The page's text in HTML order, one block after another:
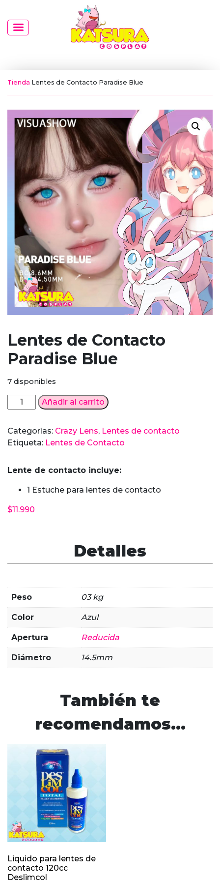
Tienda Lentes de Contacto Paradise Blue
Lentes de Contacto
Paradise Blue
$11.990
Lente de contacto incluye:
1 Estuche para lentes de contacto
7 disponibles
Lentes
de
Paradise
Blue
Añadir al carrito
Categorías: Crazy Lens, Lentes de contacto
Etiqueta: Lentes de Contacto
Detalles
Peso 03 kg
Color Azul
Apertura Reducida
Diámetro 14.5mm
También te
recomendamos…
Liquido para lentes de
contacto 120cc
Deslimcol